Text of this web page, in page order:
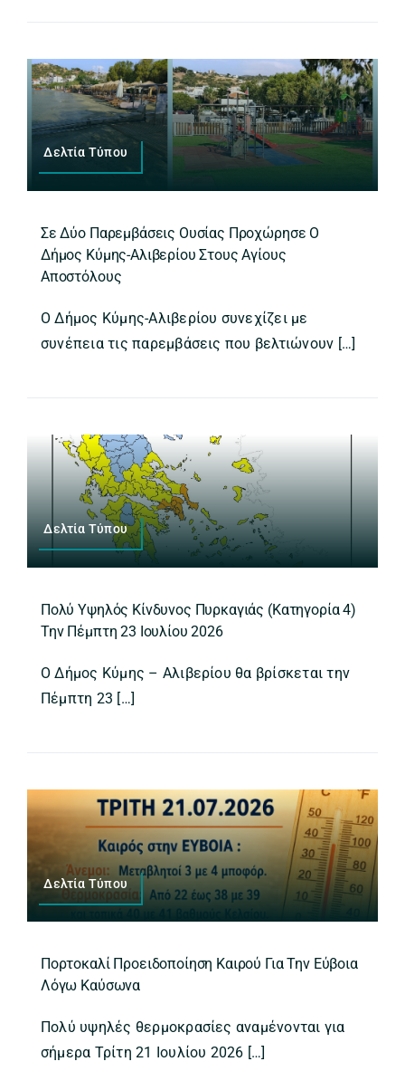
Δελτία Τύπου
Σε Δύο Παρεμβάσεις Ουσίας Προχώρησε Ο
Δήμος Κύμης-Αλιβερίου Στους Αγίους
Αποστόλους
Ο Δήμος Κύμης-Αλιβερίου συνεχίζει με
συνέπεια τις παρεμβάσεις που βελτιώνουν […]
Δελτία Τύπου
Πολύ Υψηλός Κίνδυνος Πυρκαγιάς (Κατηγορία 4)
Την Πέμπτη 23 Ιουλίου 2026
Ο Δήμος Κύμης – Αλιβερίου θα βρίσκεται την
Πέμπτη 23 […]
Δελτία Τύπου
Πορτοκαλί Προειδοποίηση Καιρού Για Την Εύβοια
Λόγω Καύσωνα
Πολύ υψηλές θερμοκρασίες αναμένονται για
σήμερα Τρίτη 21 Ιουλίου 2026 […]